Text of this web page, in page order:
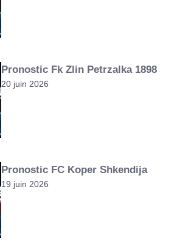
Pronostic Fk Zlin Petrzalka 1898
20 juin 2026
Pronostic FC Koper Shkendija
19 juin 2026